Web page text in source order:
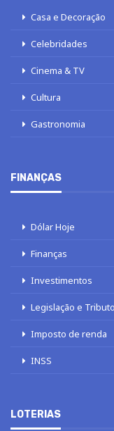
Casa e Decoração
Celebridades
Cinema & TV
Cultura
Gastronomia
FINANÇAS
Dólar Hoje
Finanças
Investimentos
Legislação e
Imposto de renda
INSS
LOTERIAS